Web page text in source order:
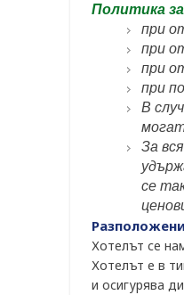
Политика
при
при
при
при
В
За
се
Хотелът се
Хотелът е в
и осигурява